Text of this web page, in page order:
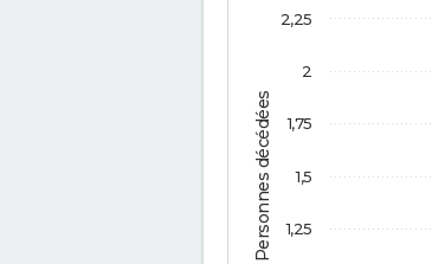
Personnes décédées 1,25
1,5
1,75
2
2,25